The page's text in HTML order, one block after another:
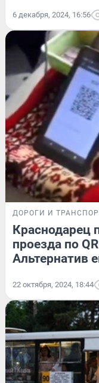
6 декабря, 2024, 16:56
ДОРОГИ И
Краснодарец
проезда по
Альтернатив
22 октября, 2024, 18:44